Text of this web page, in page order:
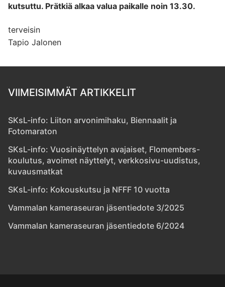
kutsuttu. Prätkiä alkaa valua paikalle noin 13.30.
terveisin
Tapio Jalonen
VIIMEISIMMÄT ARTIKKELIT
SKsL-info: Liiton arvonimihaku, Biennaalit ja
Fotomaraton
SKsL-info: Vuosinäyttelyn avajaiset, Flomembers-
koulutus, avoimet näyttelyt, verkkosivu-uudistus,
kuvausmatkat
SKsL-info: Kokouskutsu ja NFFF 10 vuotta
Vammalan kameraseuran jäsentiedote 3/2025
Vammalan kameraseuran jäsentiedote 6/2024